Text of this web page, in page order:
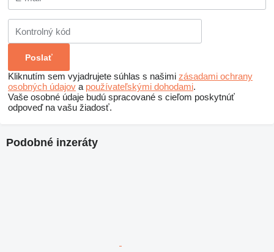
Kliknutím sem vyjadrujete súhlas s našimi zásadami ochrany
osobných údajov a používateľskými dohodami.
Vaše osobné údaje budú spracované s cieľom poskytnúť
odpoveď na vašu žiadosť.
Podobné inzeráty